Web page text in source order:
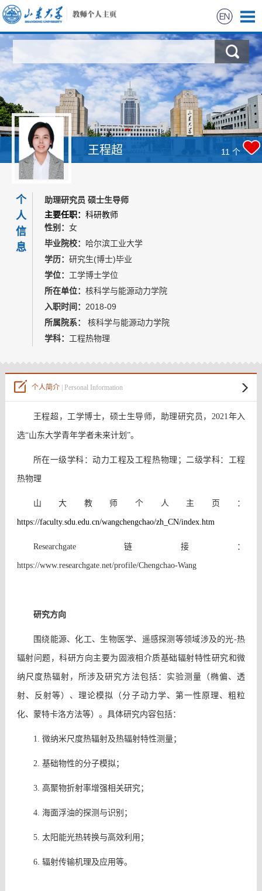
科学研究
教学研究
获奖信息
招生信息
学生信息
我的相册
王程超 11 个
个
人
信
息
助理研究员 硕士生导师
主要任职： 科研教师
性别： 女
毕业院校： 哈尔滨工业大学
学历： 研究生(博士)毕业
学位： 工学博士学位
所在单位： 核科学与能源动力学院
入职时间： 2018-09
所属院系：
核科学与能源动力学院
学科： 工程热物理
个人简介| Personal Information
王程超，工学博士， 硕士生导师，助理研究员，2021年入
选“山东大学青年学者未来计划”。
所在一级学科：动力工程及工程热物理；二级学科：工程
热物理
山大教师个人主页：
https://faculty.sdu.edu.cn/wangchengchao/zh_CN/index.htm
Researchgate链接：
https://www.researchgate.net/profile/Chengchao-Wang
研究方向
围绕能源、化工、生物医学、遥感探测等领域涉及的光-热
辐射问题，科研方向主要为固液相介质基础辐射特性研究和微
纳尺度热辐射，所涉及研究方法包括：实验测量（椭偏、透
射、反射等）、理论模拟（分子动力学、第一性原理、粗粒
化、蒙特卡洛方法等）。具体研究内容包括：
1. 微纳米尺度热辐射及热辐射特性测量；
2. 基础物性的分子模拟；
3. 高聚物折射率增强相关研究；
4. 海面浮油的探测与识别；
5. 太阳能光热转换与高效利用；
6. 辐射传输机理及应用等。